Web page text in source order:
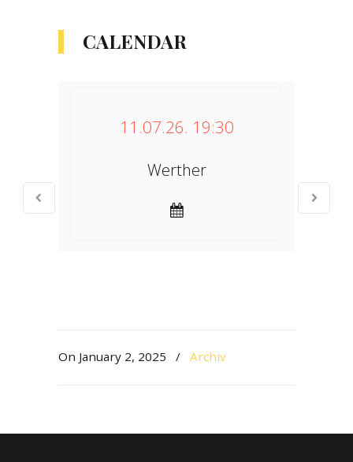
CALENDAR
Werther
11.07.26. 19:30
On January 2, 2025 / Archiv